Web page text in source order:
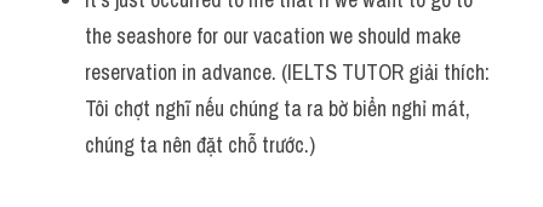
the seashore for our vacation we should make
reservation in advance. (IELTS TUTOR giải thích:
Tôi chợt nghĩ nếu chúng ta ra bờ biển nghỉ mát,
chúng ta nên đặt chỗ trước.)